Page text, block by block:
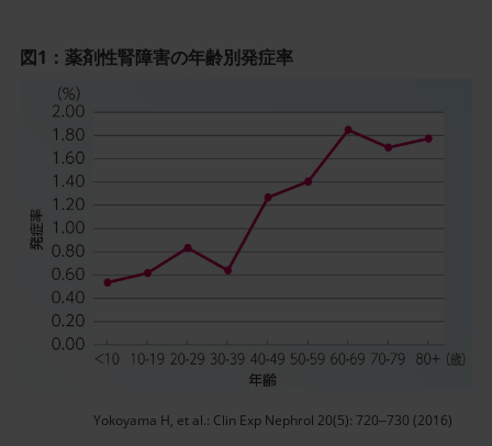
図1：薬剤性腎障害の年齢別発症率
ラ
イ
Yokoyama H, et al.: Clin Exp Nephrol 20(5): 720‒730 (2016)